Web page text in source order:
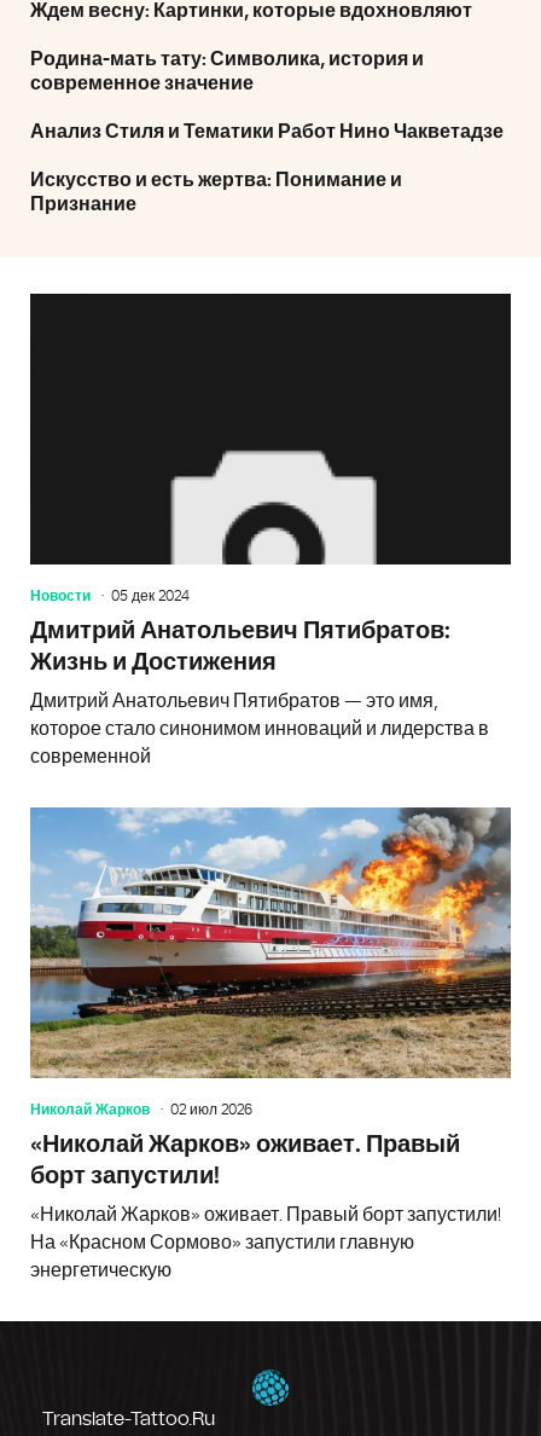
Ждем весну: Картинки, которые вдохновляют
Родина-мать тату: Символика, история и
современное значение
Анализ Стиля и Тематики Работ Нино Чакветадзе
Искусство и есть жертва: Понимание и
Признание
Новости 05 дек 2024
Дмитрий Анатольевич Пятибратов:
Жизнь и Достижения
Дмитрий Анатольевич Пятибратов — это имя,
которое стало синонимом инноваций и лидерства в
современной
Николай Жарков 02 июл 2026
«Николай Жарков» оживает. Правый
борт запустили!
«Николай Жарков» оживает. Правый борт запустили!
На «Красном Сормово» запустили главную
энергетическую
Translate-Tattoo.ru